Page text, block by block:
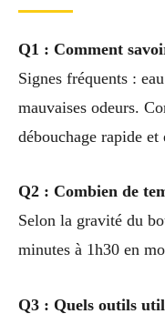
Q1 : Comment
Signes fréquents :
mauvaises odeurs.
débouchage rapide et
Q2 : Combien de
Selon la gravité du
minutes à 1h30 en
Q3 : Quels outils